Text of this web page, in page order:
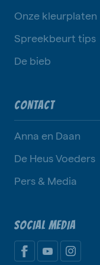
Onze kleurplaten
Spreekbeurt tips
De bieb
CONTACT
Anna en Daan
De Heus Voeders
Pers & Media
SOCIAL MEDIA